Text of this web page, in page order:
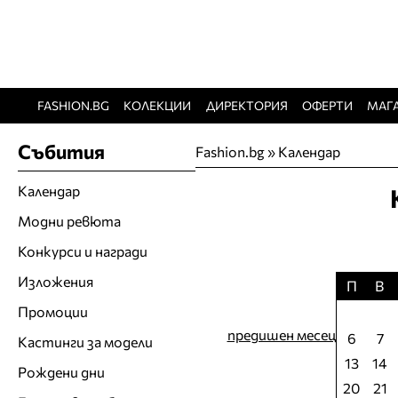
FASHION.BG КОЛЕКЦИИ ДИРЕКТОРИЯ ОФЕРТИ
Fashion.bg» Календар
предишен месец
П
В
6
7
13
14
20
21
Събития
Календар
Модни ревюта
Конкурси и награди
Изложения
Промоции
Кастинги за модели
Рождени дни